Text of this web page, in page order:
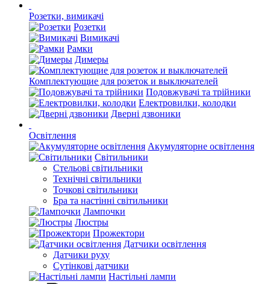
Розетки, вимикачі
Розетки
Вимикачі
Рамки
Димеры
Комплектующие для розеток и выключателей
Подовжувачі та трійники
Електровилки, колодки
Дверні дзвоники
Освітлення
Акумуляторне освітлення
Світильники
Стельові світильники
Технічні світильники
Точкові світильники
Бра та настінні світильники
Лампочки
Люстры
Прожектори
Датчики освітлення
Датчики руху
Сутінкові датчики
Настільні лампи